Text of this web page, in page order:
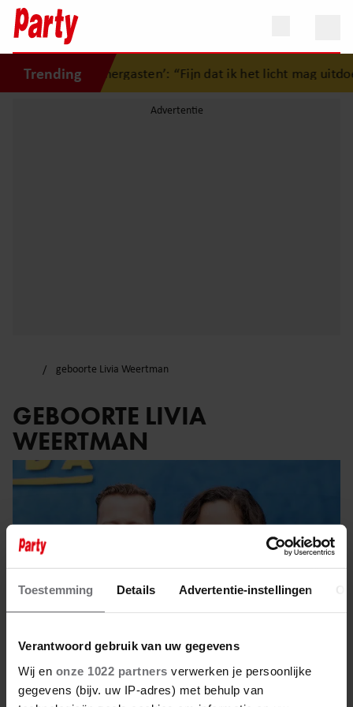
Toestemming Details Advertentie-instellingen
Verantwoord gebruik van uw gegevens
Wij en onze 1022 partners verwerken je persoonlijke
gegevens (bijv. uw IP-adres) met behulp van
Trending
van ‘Zomergasten’: “Fijn dat ik het licht mag
geboorte Livia Weertman
GEBOORTE LIVIA
WEERTMAN